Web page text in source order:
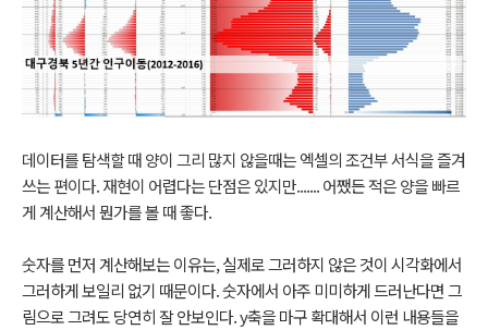
데이터를 탐색할 때 양이 그리 많지 않을때는 엑셀의 조건부 서식을 즐겨
쓰는 편이다. 재현이 어렵다는 단점은 있지만....... 어쨌든 적은 양을 빠르
게 계산해서 뭔가를 볼 때 좋다.
숫자를 먼저 계산해보는 이유는, 실제로 그러하지 않은 것이 시각화에서
그러하게 보일리 없기 때문이다. 숫자에서 아주 미미하게 드러난다면 그
림으로 그려도 당연히 잘 안보인다. y축을 마구 확대해서 이런 내용들을